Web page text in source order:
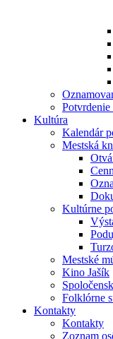
Kultúra
Kalendár
Mestská
Kultúrne
Mestské
Kino Jašík
Folklórne
Kontakty
Kontakty
Zoznam